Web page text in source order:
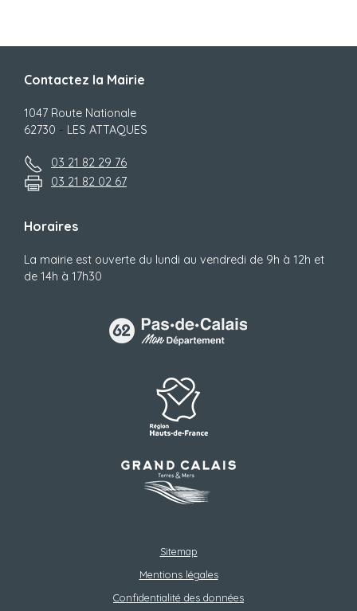
Contactez la Mairie
1047 Route Nationale
62730 - LES ATTAQUES
03 21 82 29 76
03 21 82 02 67
Horaires
La mairie est ouverte du lundi au vendredi de 9h à 12h et
de 14h à 17h30
Sitemap
Mentions légales
Confidentialité des données